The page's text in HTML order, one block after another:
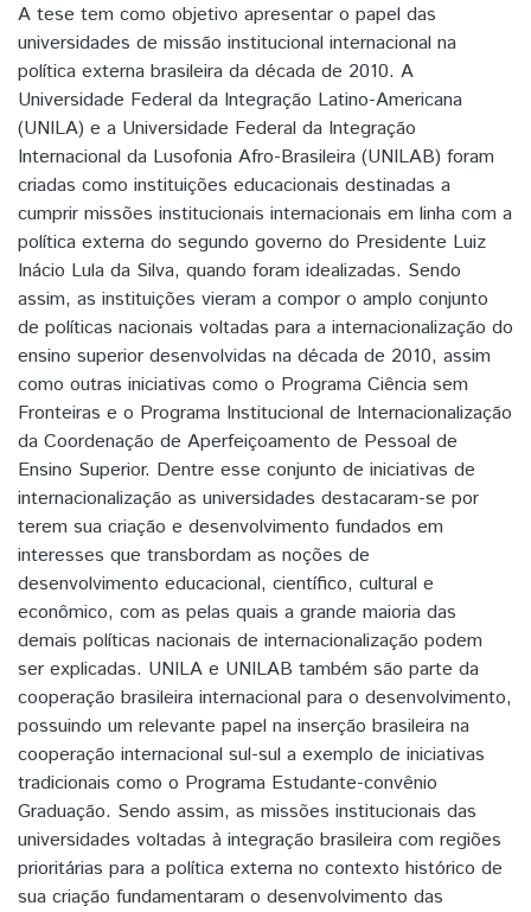
A tese tem como objetivo apresentar o papel das
universidades de missão institucional internacional na
política externa brasileira da década de 2010. A
Universidade Federal da Integração Latino-Americana
(UNILA) e a Universidade Federal da Integração
Internacional da Lusofonia Afro-Brasileira (UNILAB) foram
criadas como instituições educacionais destinadas a
cumprir missões institucionais internacionais em linha com a
política externa do segundo governo do Presidente Luiz
Inácio Lula da Silva, quando foram idealizadas. Sendo
assim, as instituições vieram a compor o amplo conjunto
de políticas nacionais voltadas para a internacionalização do
ensino superior desenvolvidas na década de 2010, assim
como outras iniciativas como o Programa Ciência sem
Fronteiras e o Programa Institucional de Internacionalização
da Coordenação de Aperfeiçoamento de Pessoal de
Ensino Superior. Dentre esse conjunto de iniciativas de
internacionalização as universidades destacaram-se por
terem sua criação e desenvolvimento fundados em
interesses que transbordam as noções de
desenvolvimento educacional, científico, cultural e
econômico, com as pelas quais a grande maioria das
demais políticas nacionais de internacionalização podem
ser explicadas. UNILA e UNILAB também são parte da
cooperação brasileira internacional para o desenvolvimento,
possuindo um relevante papel na inserção brasileira na
cooperação internacional sul-sul a exemplo de iniciativas
tradicionais como o Programa Estudante-convênio
Graduação. Sendo assim, as missões institucionais das
universidades voltadas à integração brasileira com regiões
prioritárias para a política externa no contexto histórico de
sua criação fundamentaram o desenvolvimento das